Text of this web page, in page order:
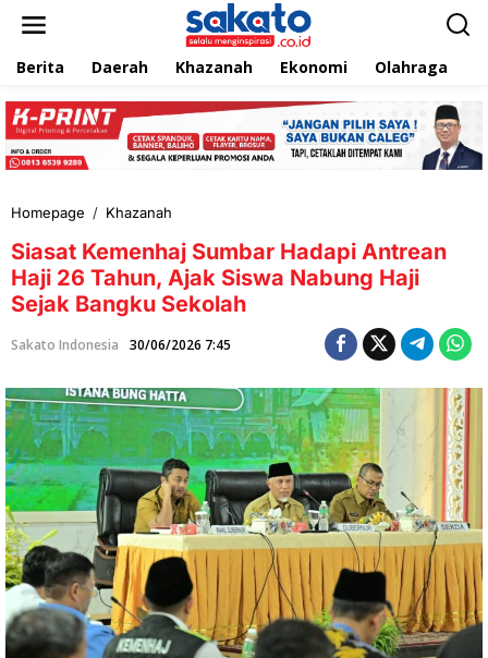
e
k
Berita Daerah Khazanah Ekonomi Olahraga
Homepage / Khazanah
a
s
t
e
e
n
h
a
j
S
u
m
b
H
a
Siasat Kemenhaj Sumbar Hadapi Antrean
Haji 26 Tahun, Ajak Siswa Nabung Haji
Sejak Bangku Sekolah
Sakato Indonesia 30/06/2026 7:45